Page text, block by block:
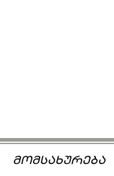
მომსახურება